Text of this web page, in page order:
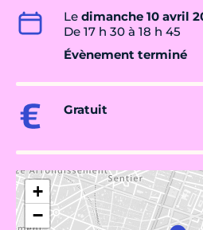
Le dimanche 10 avril
De 17 h 30 à 18 h 45
Évènement terminé
Gratuit
+
−